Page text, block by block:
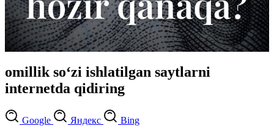
omillik so‘zi ishlatilgan saytlarni
internetda qidiring
Google Яндекс Bing